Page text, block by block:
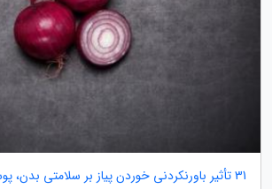
31 تأثیر باورنکردنی خوردن پیاز بر سلامتی بدن، پوست و مو